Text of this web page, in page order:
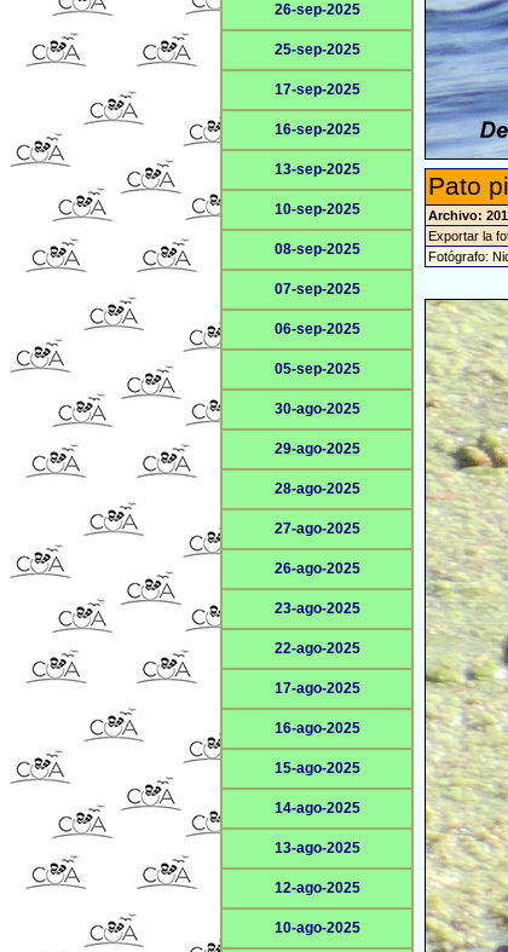
26-sep-2025
25-sep-2025
17-sep-2025
16-sep-2025
13-sep-2025
10-sep-2025
08-sep-2025
07-sep-2025
06-sep-2025
05-sep-2025
30-ago-2025
29-ago-2025
28-ago-2025
27-ago-2025
26-ago-2025
23-ago-2025
22-ago-2025
17-ago-2025
16-ago-2025
15-ago-2025
14-ago-2025
13-ago-2025
12-ago-2025
10-ago-2025
Pato
Archivo:
Exportar la
Fotógrafo: